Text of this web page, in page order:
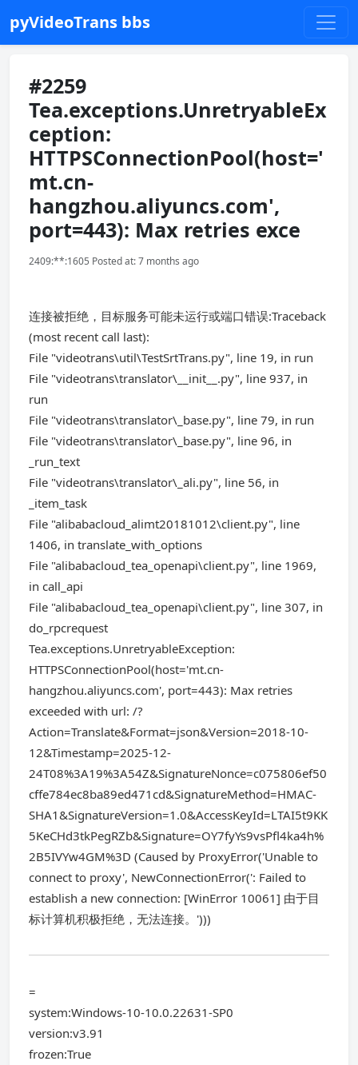
pyVideoTrans bbs
#2259
Tea.exceptions.UnretryableEx
ception:
HTTPSConnectionPool(host='
mt.cn-
hangzhou.aliyuncs.com',
port=443): Max retries exce
2409:**:1605 Posted at: 7 months ago
连接被拒绝，目标服务可能未运行或端口错误:Traceback
(most recent call last):
File "videotrans\util\TestSrtTrans.py", line 19, in run
File "videotrans\translator\__init__.py", line 937, in
run
File "videotrans\translator\_base.py", line 79, in run
File "videotrans\translator\_base.py", line 96, in
_run_text
File "videotrans\translator\_ali.py", line 56, in
_item_task
File "alibabacloud_alimt20181012\client.py", line
1406, in translate_with_options
File "alibabacloud_tea_openapi\client.py", line 1969,
in call_api
File "alibabacloud_tea_openapi\client.py", line 307, in
do_rpcrequest
Tea.exceptions.UnretryableException:
HTTPSConnectionPool(host='mt.cn-
hangzhou.aliyuncs.com', port=443): Max retries
exceeded with url: /?
Action=Translate&Format=json&Version=2018-10-
12&Timestamp=2025-12-
24T08%3A19%3A54Z&SignatureNonce=c075806ef50
cffe784ec8ba89ed471cd&SignatureMethod=HMAC-
SHA1&SignatureVersion=1.0&AccessKeyId=LTAI5t9KK
5KeCHd3tkPegRZb&Signature=OY7fyYs9vsPfl4ka4h%
2B5IVYw4GM%3D (Caused by ProxyError('Unable to
connect to proxy', NewConnectionError(': Failed to
establish a new connection: [WinError 10061] 由于目
标计算机积极拒绝，无法连接。')))
=
system:Windows-10-10.0.22631-SP0
version:v3.91
frozen:True